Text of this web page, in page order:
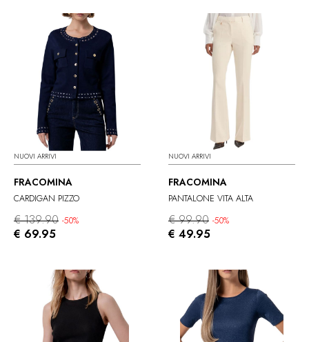
NUOVI ARRIVI
FRACOMINA
CARDIGAN PIZZO
€ 139.90 -50%
€ 69.95
NUOVI ARRIVI
FRACOMINA
PANTALONE VITA ALTA
€ 99.90 -50%
€ 49.95